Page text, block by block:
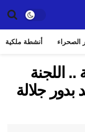
الصحراء أنشطة ملكية
.. اللجنة
بدور جلالة